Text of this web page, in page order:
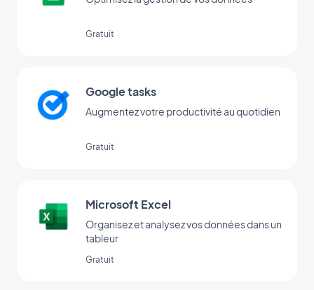
Gratuit
Google tasks
Augmentez votre productivité au quotidien
Gratuit
Microsoft Excel
Organisez et analysez vos données dans un
tableur
Gratuit